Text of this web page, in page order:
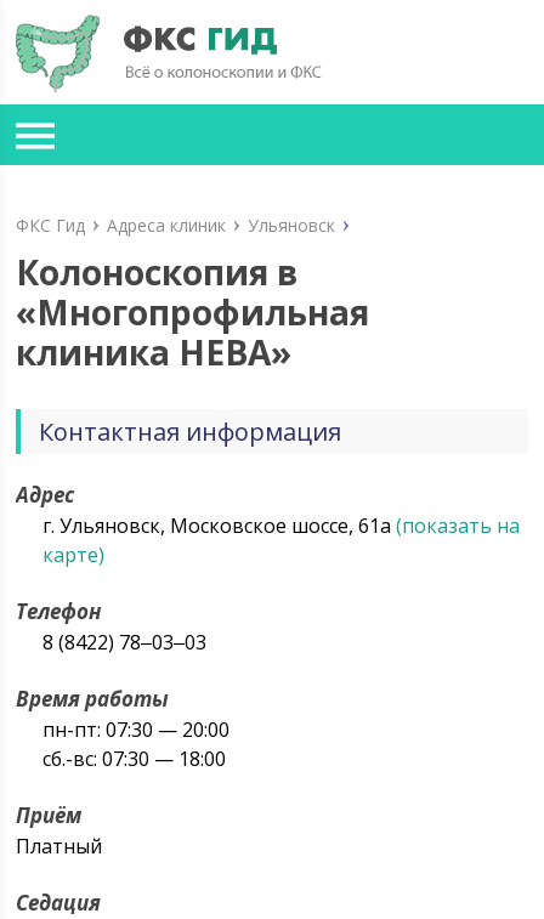
ФКС Гид Адреса клиник Ульяновск
Колоноскопия в
«Многопрофильная
клиника НЕВА»
Контактная информация
Адрес
г. Ульяновск, Московское шоссе, 61а(показать на
карте)
Телефон
8 (8422) 78‒03‒03
Время работы
пн-пт: 07:30 — 20:00
сб.-вс: 07:30 — 18:00
Приём
Платный
Седация